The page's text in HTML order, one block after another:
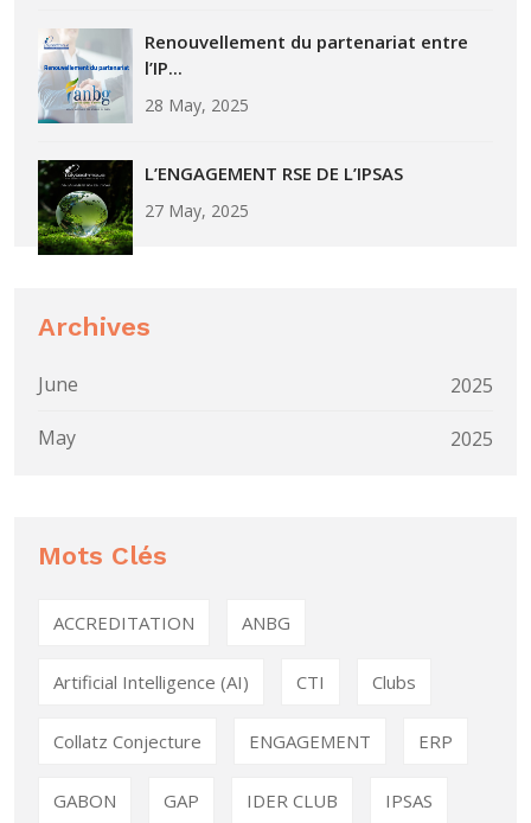
Renouvellement du partenariat entre
l’IP...
28 May, 2025
L’ENGAGEMENT RSE DE L’IPSAS
27 May, 2025
Archives
June
2025
May
2025
Mots Clés
ACCREDITATION ANBG
Artificial Intelligence (AI) CTI Clubs
Collatz Conjecture ENGAGEMENT ERP
GABON GAP IDER CLUB IPSAS